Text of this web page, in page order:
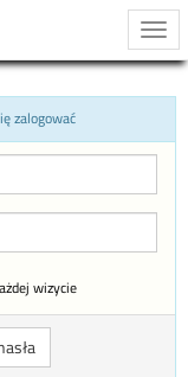
zalogować
wizycie